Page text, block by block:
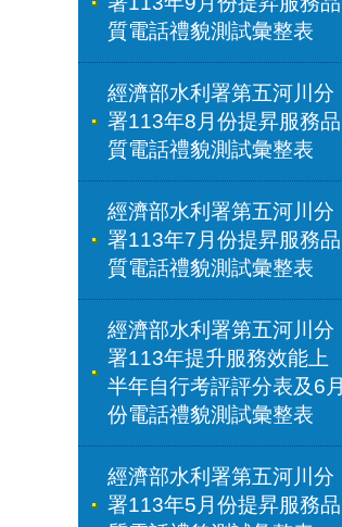
質電話禮貌測試彙整表
經濟部水利署第五河川分
署113年8月份提昇服務品
質電話禮貌測試彙整表
經濟部水利署第五河川分
署113年7月份提昇服務品
質電話禮貌測試彙整表
經濟部水利署第五河川分
署113年提升服務效能上
半年自行考評評分表及6月
份電話禮貌測試彙整表
經濟部水利署第五河川分
署113年5月份提昇服務品